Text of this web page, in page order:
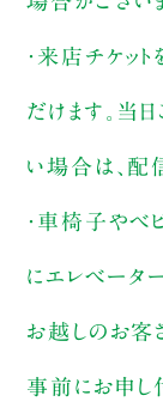
・来店チケッ
だけます。当
い場合は、配
・車椅子やベ
にエレベータ
お越しのお客
事前にお申し